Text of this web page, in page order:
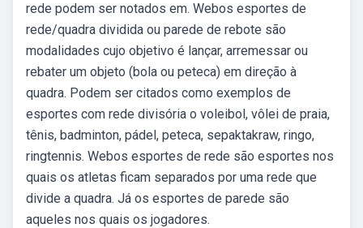
rede podem ser notados em. Webos esportes de
rede/quadra dividida ou parede de rebote são
modalidades cujo objetivo é lançar, arremessar ou
rebater um objeto (bola ou peteca) em direção à
quadra. Podem ser citados como exemplos de
esportes com rede divisória o voleibol, vôlei de praia,
tênis, badminton, pádel, peteca, sepaktakraw, ringo,
ringtennis. Webos esportes de rede são esportes nos
quais os atletas ficam separados por uma rede que
divide a quadra. Já os esportes de parede são
aqueles nos quais os jogadores.